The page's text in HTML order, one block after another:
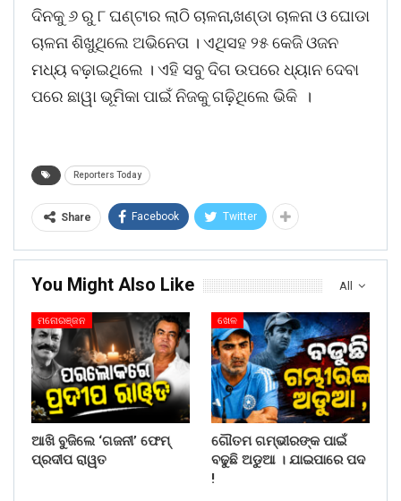
ଦିନକୁ ୬ ରୁ ୮ ଘଣ୍ଟାର ଲାଠି ଚାଳନା,ଖଣ୍ଡା ଚାଳନା ଓ ଘୋଡା
ଚାଳନା ଶିଖୁଥିଲେ ଅଭିନେତା । ଏଥିସହ ୨୫ କେଜି ଓଜନ
ମଧ୍ୟ ବଢ଼ାଇଥିଲେ । ଏହି ସବୁ ଦିଗ ଉପରେ ଧ୍ୟାନ ଦେବା
ପରେ ଛାୱା ଭୂମିକା ପାଇଁ ନିଜକୁ ଗଢ଼ିଥିଲେ ଭିକି ।
Reporters Today
Share Facebook Twitter
All
You Might Also Like
ମନୋରଞ୍ଜନ
ଆଖି ବୁଜିଲେ ‘ଗଜନୀ’ ଫେମ୍
ପ୍ରଦୀପ ରାୱତ
ଖେଳ
ଗୌତମ ଗମ୍ଭୀରଙ୍କ ପାଇଁ
ବଢୁଛି ଅଡୁଆ । ଯାଇପାରେ ପଦ
!